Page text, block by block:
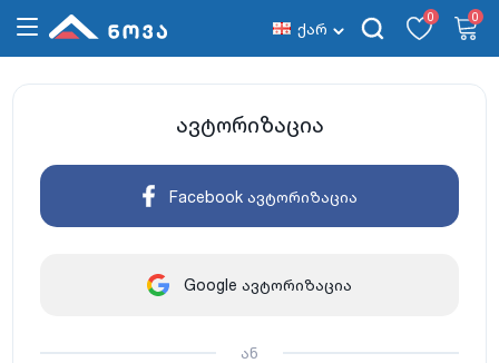
ქარ
0 0
ავტორიზაცია
Facebook ავტორიზაცია
Google ავტორიზაცია
ან